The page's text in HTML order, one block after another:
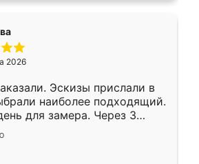
2026
Эскизы прислали в
наиболее подходящий.
для замера. Через 3
уже готова. Остались
Спасибо Ренессанс
работу!